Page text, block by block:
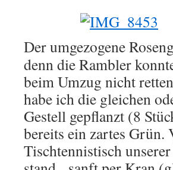
Der umgezogene
denn die Rambler
beim Umzug nicht
habe ich die gleichen
Gestell gepflanzt (8
bereits ein zartes Grün.
Tischtennistisch